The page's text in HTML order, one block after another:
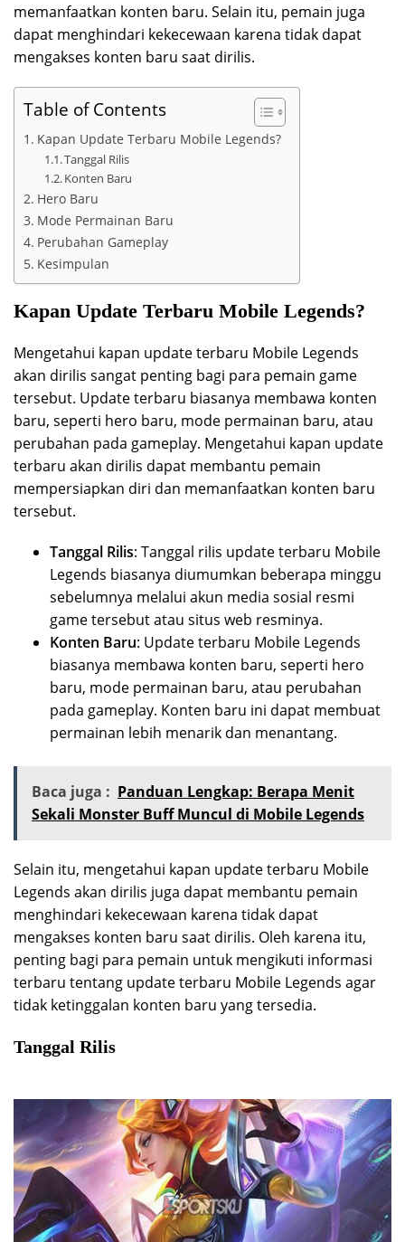
memanfaatkan konten baru. Selain itu, pemain juga
dapat menghindari kekecewaan karena tidak dapat
mengakses konten baru saat dirilis.
Table of Contents
Kapan Update Terbaru Mobile Legends?
Tanggal Rilis
Konten Baru
Hero Baru
Mode Permainan Baru
Perubahan Gameplay
Kesimpulan
Kapan Update Terbaru Mobile Legends?
Mengetahui kapan update terbaru Mobile Legends
akan dirilis sangat penting bagi para pemain game
tersebut. Update terbaru biasanya membawa konten
baru, seperti hero baru, mode permainan baru, atau
perubahan pada gameplay. Mengetahui kapan update
terbaru akan dirilis dapat membantu pemain
mempersiapkan diri dan memanfaatkan konten baru
tersebut.
Tanggal Rilis: Tanggal rilis update terbaru Mobile
Legends biasanya diumumkan beberapa minggu
sebelumnya melalui akun media sosial resmi
game tersebut atau situs web resminya.
Konten Baru: Update terbaru Mobile Legends
biasanya membawa konten baru, seperti hero
baru, mode permainan baru, atau perubahan
pada gameplay. Konten baru ini dapat membuat
permainan lebih menarik dan menantang.
Baca juga : Panduan Lengkap: Berapa Menit
Sekali Monster Buff Muncul di Mobile Legends
Selain itu, mengetahui kapan update terbaru Mobile
Legends akan dirilis juga dapat membantu pemain
menghindari kekecewaan karena tidak dapat
mengakses konten baru saat dirilis. Oleh karena itu,
penting bagi para pemain untuk mengikuti informasi
terbaru tentang update terbaru Mobile Legends agar
tidak ketinggalan konten baru yang tersedia.
Tanggal Rilis